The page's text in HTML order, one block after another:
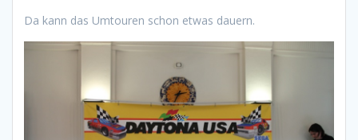
Da kann das Umtouren schon etwas dauern.